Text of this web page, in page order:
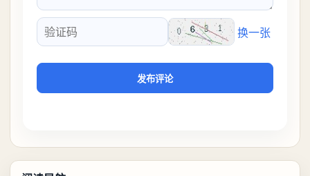
验证码
换一张
发布评论